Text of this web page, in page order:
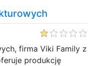
firma Viki Family z
produkcję